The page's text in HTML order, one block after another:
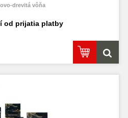
drevitá vôňa
od prijatia platby